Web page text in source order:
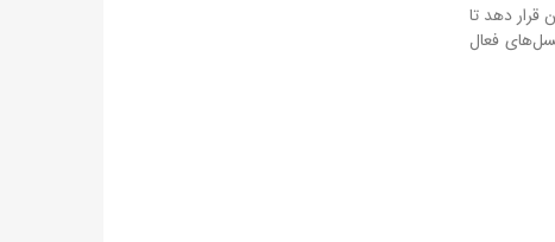
قرار دهد تا
روی گسل‌های فعال